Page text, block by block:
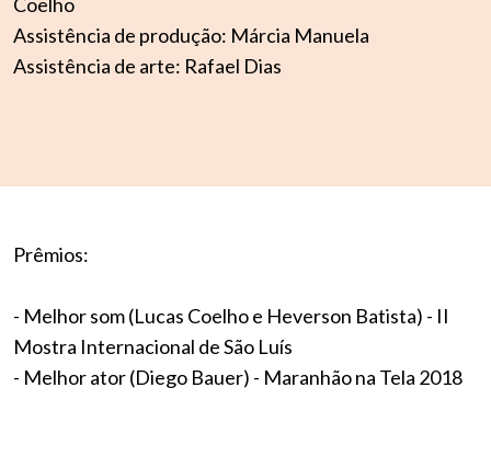
Coelho
Assistência de produção: Márcia Manuela
Assistência de arte: Rafael Dias
Prêmios:
- Melhor som (Lucas Coelho e Heverson Batista) - II
Mostra Internacional de São Luís
- Melhor ator (Diego Bauer) - Maranhão na Tela 2018